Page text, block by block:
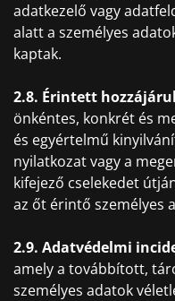
adatkezelő vagy
alatt a személyes
kaptak.
2.8. Érintett
önkéntes, konkrét és
és egyértelmű
nyilatkozat vagy a
kifejező cselekedet
az őt érintő személyes
2.9. Adatvédelmi
amely a továbbított,
személyes adatok